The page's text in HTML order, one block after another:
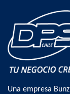
Una empresa Bunzl